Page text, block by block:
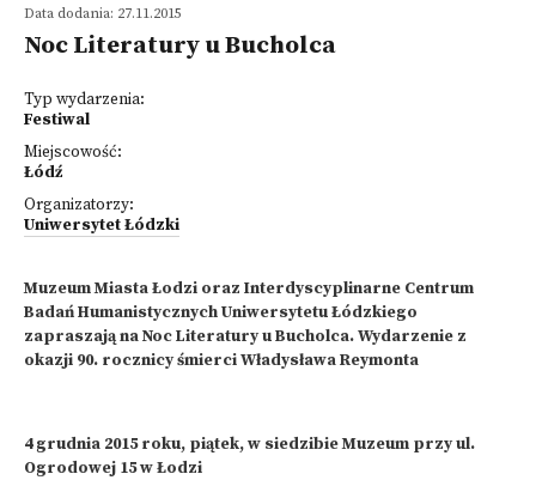
Data dodania: 27.11.2015
Noc Literatury u Bucholca
Typ wydarzenia:
Festiwal
Miejscowość:
Łódź
Organizatorzy:
Uniwersytet Łódzki
Muzeum Miasta Łodzi oraz Interdyscyplinarne Centrum
Badań Humanistycznych Uniwersytetu Łódzkiego
zapraszają naNoc Literatury u Bucholca.Wydarzenie z
okazji 90. rocznicy śmierci Władysława Reymonta
4 grudnia 2015 roku, piątek, w siedzibie Muzeum przy ul.
Ogrodowej 15 w Łodzi